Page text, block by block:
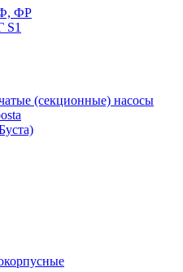
ФР
(секционные) насосы